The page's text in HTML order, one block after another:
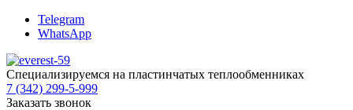
Telegram
WhatsApp
Специализируемся на пластинчатых теплообменниках
7 (342) 299-5-999
Заказать звонок